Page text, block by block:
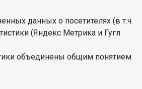
данных о посетителях (в т.ч.
(Яндекс Метрика и Гугл
объединены общим понятием